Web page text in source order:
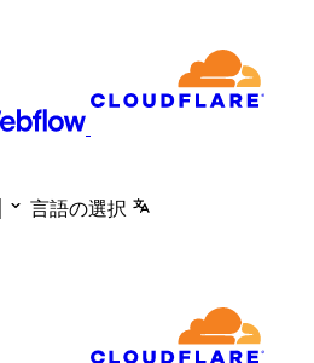
言語の選択